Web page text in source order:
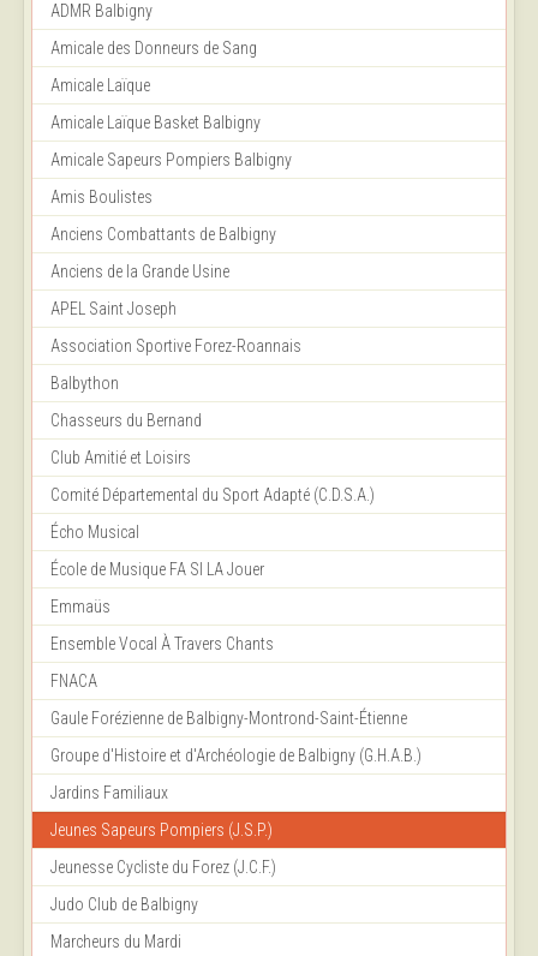
ADMR Balbigny
Amicale des Donneurs de Sang
Amicale Laïque
Amicale Laïque Basket Balbigny
Amicale Sapeurs Pompiers Balbigny
Amis Boulistes
Anciens Combattants de Balbigny
Anciens de la Grande Usine
APEL Saint Joseph
Association Sportive Forez-Roannais
Balbython
Chasseurs du Bernand
Club Amitié et Loisirs
Comité Départemental du Sport Adapté (C.D.S.A.)
Écho Musical
École de Musique FA SI LA Jouer
Emmaüs
Ensemble Vocal À Travers Chants
FNACA
Gaule Forézienne de Balbigny-Montrond-Saint-Étienne
Groupe d'Histoire et d'Archéologie de Balbigny (G.H.A.B.)
Jardins Familiaux
Jeunes Sapeurs Pompiers (J.S.P.)
Jeunesse Cycliste du Forez (J.C.F.)
Judo Club de Balbigny
Marcheurs du Mardi